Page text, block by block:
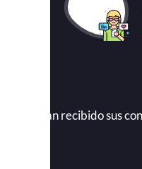
han recibido sus